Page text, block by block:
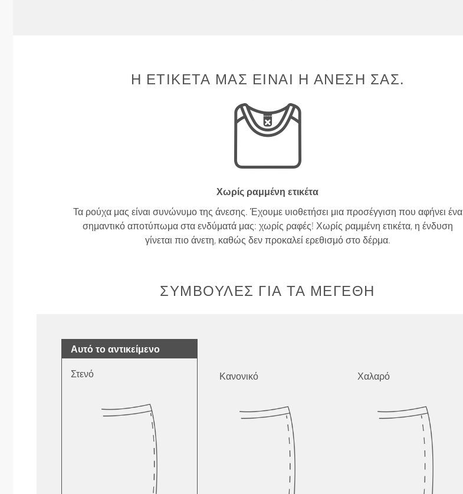
Η ΕΤΙΚΈΤΑ ΜΑΣ ΕΊΝΑΙ Η ΆΝΕΣΉ ΣΑΣ.
Χωρίς ραμμένη ετικέτα
Τα ρούχα μας είναι συνώνυμο της άνεσης. Έχουμε υιοθετήσει μια προσέγγιση που αφήνει ένα
σημαντικό αποτύπωμα στα ενδύματά μας: χωρίς ραφές! Χωρίς ραμμένη ετικέτα, η ένδυση
γίνεται πιο άνετη, καθώς δεν προκαλεί ερεθισμό στο δέρμα.
ΣΥΜΒΟΥΛΈΣ ΓΙΑ ΤΑ ΜΕΓΈΘΗ
Αυτό το αντικείμενο
Στενό
Κανονικό Χαλαρό